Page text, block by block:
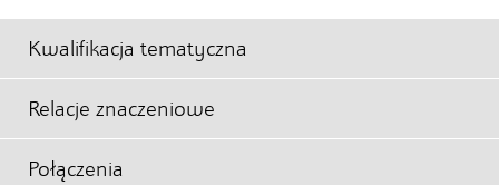
Kwalifikacja tematyczna
Relacje znaczeniowe
Połączenia